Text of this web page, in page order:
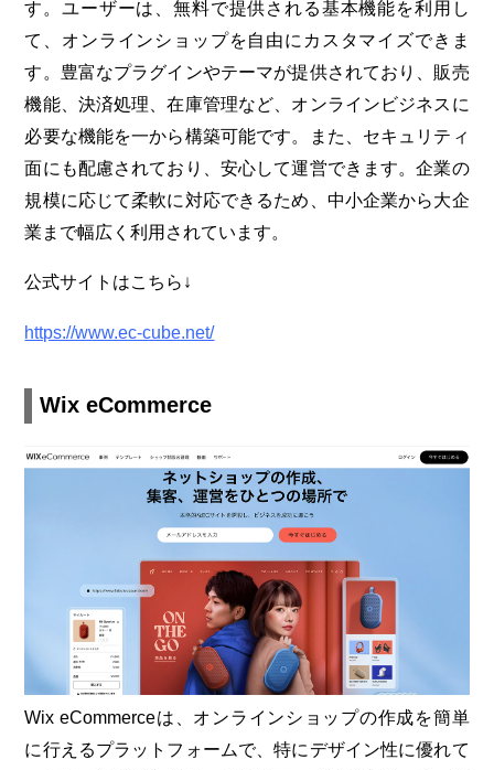
す。ユーザーは、無料で提供される基本機能を利用し
て、オンラインショップを自由にカスタマイズできま
す。豊富なプラグインやテーマが提供されており、販売
機能、決済処理、在庫管理など、オンラインビジネスに
必要な機能を一から構築可能です。また、セキュリティ
面にも配慮されており、安心して運営できます。企業の
規模に応じて柔軟に対応できるため、中小企業から大企
業まで幅広く利用されています。
公式サイトはこちら↓
https://www.ec-cube.net/
Wix eCommerce
Wix eCommerceは、オンラインショップの作成を簡単
に行えるプラットフォームで、特にデザイン性に優れて